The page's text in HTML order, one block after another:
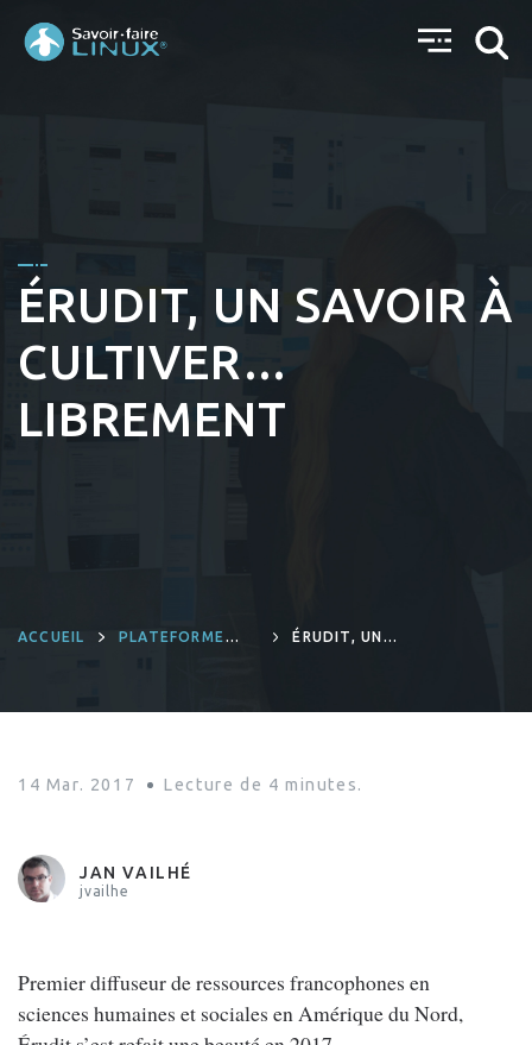
ÉRUDIT, UN SAVOIR À
CULTIVER…
LIBREMENT
ACCUEIL
PLATEFORME
ÉRUDIT, UN
14 Mar. 2017 Lecture de 4 minutes.
JAN VAILHÉ
jvailhe
Premier diffuseur de ressources francophones en
sciences humaines et sociales en Amérique du Nord,